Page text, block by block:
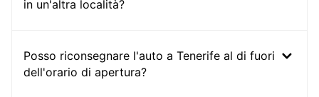
in un'altra località?
Posso riconsegnare l'auto a Tenerife al di fuori
dell'orario di apertura?